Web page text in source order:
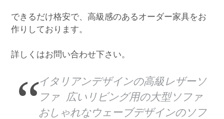
できるだけ格安で、高級感のあるオーダー家具をお
作りしております。
詳しくはお問い合わせ下さい。
イタリアンデザインの高級レザーソ
ファ 広いリビング用の大型ソファ
おしゃれなウェーブデザインのソフ